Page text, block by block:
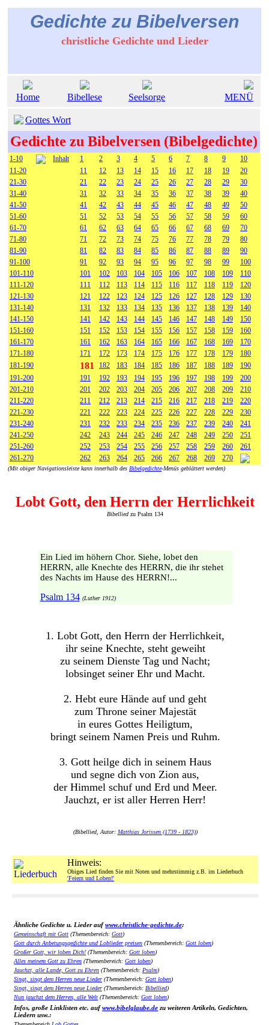
Gedichte zu Bibelversen
christliche Gedichte und Lieder
Home Bibellese Seelsorge MENÜ
Gottes Wort
Gedichte zu Bibelversen (Bibelgedichte)
1-10 Inhalt 1 2 3 4 5 6 7 8 9
10
11-20
11 12 13 14 15 16 17 18 19
20
21-30
21 22 23 24 25 26 27 28 29
30
31-40
31 32 33 34 35 36 37 38 39
40
41-50
41 42 43 44 45 46 47 48 49
50
51-60
51 52 53 54 55 56 57 58 59
60
61-70
61 62 63 64 65 66 67 68 69
70
71-80
71 72 73 74 75 76 77 78 79
80
81-90
81 82 83 84 85 86 87 88 89
90
91-100
91 92 93 94 95 96 97 98 99
100
101-110
101 102 103 104 105 106 107 108 109
110
111-120
111 112 113 114 115 116 117 118 119
120
121-130
121 122 123 124 125 126 127 128 129
130
131-140
131 132 133 134 135 136 137 138 139
140
141-150
141 142 143 144 145 146 147 148 149
150
151-160
151 152 153 154 155 156 157 158 159
160
161-170
161 162 163 164 165 166 167 168 169
170
171-180
171 172 173 174 175 176 177 178 179
180
181-190
181 182 183 184 185 186 187 188 189
190
191-200
191 192 193 194 195 196 197 198 199
200
201-210
201 202 203 204 205 206 207 208 209
210
211-220
211 212 213 214 215 216 217 218 219
220
221-230
221 222 223 224 225 226 227 228 229
230
231-240
231 232 233 234 235 236 237 239 240
241
241-250
242 243 244 245 246 247 248 249 250
251
251-260
252 253 254 255 256 257 258 259 260
261
261-270
262 263 264 265 266 267 268 269 270
(Mit obiger Navigationsleiste kann innerhalb des Bibelgedichte-Menüs geblättert werden)
Lobt Gott, den Herrn der Herrlichkeit
Bibellied zu Psalm 134
Ein Lied im höhern Chor. Siehe, lobet den
HERRN, alle Knechte des HERRN, die ihr stehet
des Nachts im Hause des HERRN!...
Psalm 134 (Luther 1912)
1. Lobt Gott, den Herrn der Herrlichkeit,
ihr seine Knechte, steht geweiht
zu seinem Dienste Tag und Nacht;
lobsinget seiner Ehr und Macht.
2. Hebt eure Hände auf und geht
zum Throne seiner Majestät
in eures Gottes Heiligtum,
bringt seinem Namen Preis und Ruhm.
3. Gott heilge dich in seinem Haus
und segne dich von Zion aus,
der Himmel schuf und Erd und Meer.
Jauchzt, er ist aller Herren Herr!
(Bibellied, Autor: Matthias Jorissen (1739 - 1823))
Hinweis:
Obiges Lied finden Sie mit Noten und mehrstimmig z.B. im Liederbuch
'Feiern und Loben!'
Ähnliche Gedichte u. Lieder aufwww.christliche-gedichte.de:
Gemeinschaft mit Gott (Themenbereich: Gott)
Gott durch Anbetungsgedichte und Loblieder preisen (Themenbereich: Gott loben)
Großer Gott, wir loben Dich! (Themenbereich: Gott loben)
Alles meinem Gott zu Ehren (Themenbereich: Gott loben)
Jauchzt, alle Lande, Gott zu Ehren (Themenbereich: Psalm)
Singt, singt dem Herren neue Lieder (Themenbereich: Gott loben)
Singt, singt dem Herren neue Lieder (Themenbereich: Bibellied)
Nun jauchzt dem Herren, alle Welt (Themenbereich: Gott loben)
Infos, große Linklisten etc. aufwww.bibelglaube.de zu weiteren Artikeln, Gedichten,
Liedern usw.: